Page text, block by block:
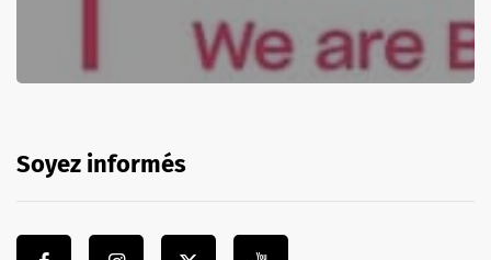
Soyez informés